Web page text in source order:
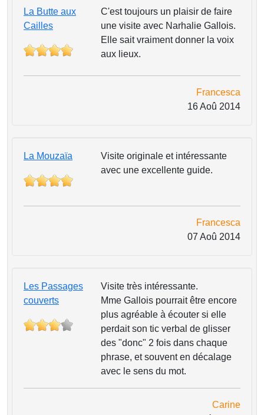
La Butte aux
Cailles
C'est toujours un plaisir de faire
une visite avec Narhalie Gallois.
Elle sait vraiment donner la voix
aux lieux.
Francesca
16 Aoû 2014
La Mouzaïa
Visite originale et intéressante
avec une excellente guide.
Francesca
07 Aoû 2014
Les Passages
couverts
Visite très intéressante.
Mme Gallois pourrait être encore
plus agréable à écouter si elle
perdait son tic verbal de glisser
des "donc" 2 fois dans chaque
phrase, et souvent en décalage
avec le sens du mot.
Carine